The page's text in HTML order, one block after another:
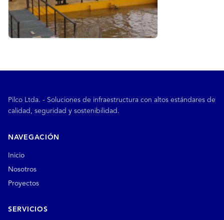
Pilco Ltda. - Soluciones de infraestructura con altos estándares de
calidad, seguridad y sostenibilidad.
NAVEGACIÓN
Inicio
Nosotros
Proyectos
SERVICIOS